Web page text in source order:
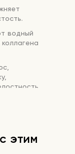
водный
и
внешних
этим